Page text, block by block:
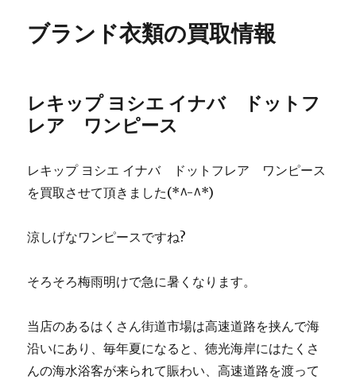
ブランド衣類の買取情報
レキップ ヨシエ イナバ ドットフ
レア ワンピース
レキップ ヨシエ イナバ ドットフレア ワンピース
を買取させて頂きました(*^-^*)
涼しげなワンピースですね?
そろそろ梅雨明けで急に暑くなります。
当店のあるはくさん街道市場は高速道路を挟んで海
沿いにあり、毎年夏になると、徳光海岸にはたくさ
んの海水浴客が来られて賑わい、高速道路を渡って